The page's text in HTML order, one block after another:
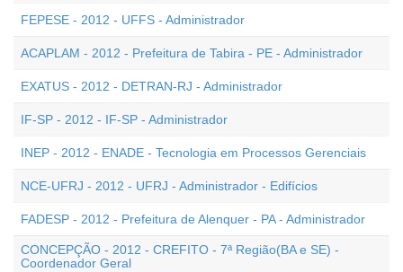
FEPESE - 2012 - UFFS - Administrador
ACAPLAM - 2012 - Prefeitura de Tabira - PE - Administrador
EXATUS - 2012 - DETRAN-RJ - Administrador
IF-SP - 2012 - IF-SP - Administrador
INEP - 2012 - ENADE - Tecnologia em Processos Gerenciais
NCE-UFRJ - 2012 - UFRJ - Administrador - Edifícios
FADESP - 2012 - Prefeitura de Alenquer - PA - Administrador
CONCEPÇÃO - 2012 - CREFITO - 7ª Região(BA e SE) -
Coordenador Geral